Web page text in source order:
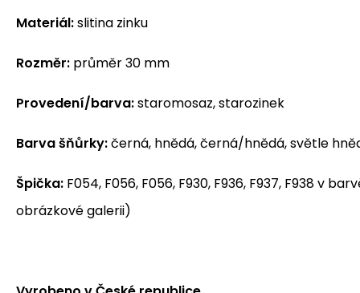
Materiál:slitina zinku
Rozměr: průměr 30 mm
Provedení/barva:staromosaz, starozinek
Barva šňůrky:černá, hnědá, černá/hnědá, světle
Špička: F054, F056, F056, F930, F936, F937, F938 v
obrázkové galerii)